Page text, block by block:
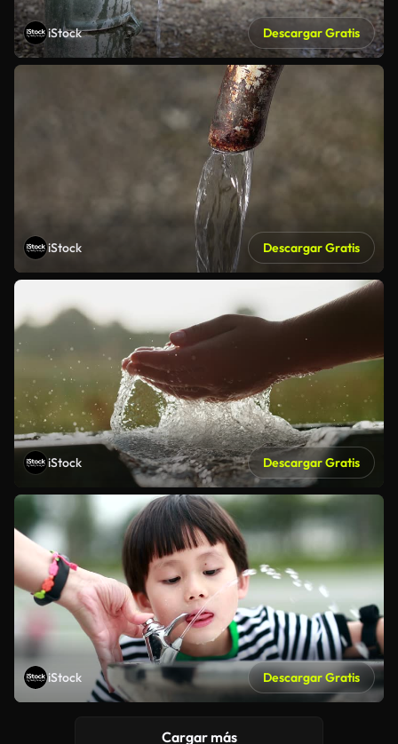
iStock Descargar Gratis
iStock Descargar Gratis
iStock Descargar Gratis
iStock Descargar Gratis
Cargar más